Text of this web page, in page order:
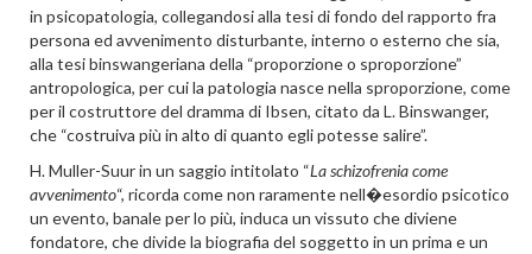
in psicopatologia, collegandosi alla tesi di fondo del rapporto fra
persona ed avvenimento disturbante, interno o esterno che sia,
alla tesi binswangeriana della “proporzione o sproporzione”
antropologica, per cui la patologia nasce nella sproporzione, come
per il costruttore del dramma di Ibsen, citato da L. Binswanger,
che “costruiva più in alto di quanto egli potesse salire”.
H. Muller-Suur in un saggio intitolato “La schizofrenia come
avvenimento“, ricorda come non raramente nell�esordio psicotico
un evento, banale per lo più, induca un vissuto che diviene
fondatore, che divide la biografia del soggetto in un prima e un